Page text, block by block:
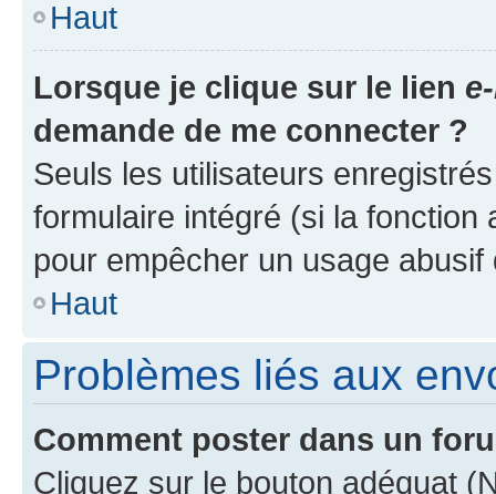
Haut
Lorsque je clique sur le lien
demande de me connecter ?
Seuls les utilisateurs
formulaire intégré (si la fonction
pour empêcher un usage
Haut
Problèmes liés aux
Comment poster dans un
Cliquez sur le bouton adéquat